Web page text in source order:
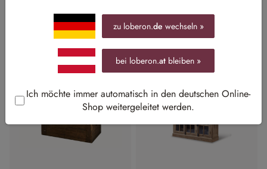
zu loberon.de wechseln »
bei loberon.at bleiben »
Ich möchte immer automatisch in den deutschen Online-
Shop weitergeleitet werden.